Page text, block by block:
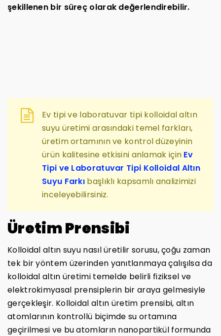
şekillenen bir süreç olarak değerlendirebilir.
Ev tipi ve laboratuvar tipi kolloidal altın
suyu üretimi arasındaki temel farkları,
üretim ortamının ve kontrol düzeyinin
ürün kalitesine etkisini anlamak için Ev
Tipi ve Laboratuvar Tipi Kolloidal Altın
Suyu Farkı başlıklı kapsamlı analizimizi
inceleyebilirsiniz.
Üretim Prensibi
Kolloidal altın suyu nasıl üretilir sorusu, çoğu zaman
tek bir yöntem üzerinden yanıtlanmaya çalışılsa da
kolloidal altın üretimi temelde belirli fiziksel ve
elektrokimyasal prensiplerin bir araya gelmesiyle
gerçekleşir. Kolloidal altın üretim prensibi, altın
atomlarının kontrollü biçimde su ortamına
geçirilmesi ve bu atomların nanopartikül formunda